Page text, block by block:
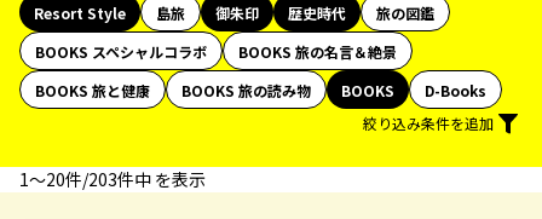
Resort Style
島旅 御朱印 歴史時代
旅の図鑑
BOOKS スペシャルコラボ
BOOKS 旅の名言＆絶景
BOOKS 旅と健康
BOOKS 旅の読み物 BOOKS
D-Books
絞り込み条件を追加
1〜20件/203件中 を表示